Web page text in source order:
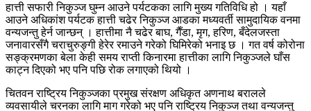
हात्ती सफारी निकुञ्ज घुम्न आउने पर्यटकका लागि मुख्य गतिविधि हो । यहाँ
आउने अधिकांश पर्यटक हात्ती चढेर निकुञ्ज आडका मध्यवर्ती सामुदायिक वनमा
वन्यजन्तु हेर्न जान्छन् । हात्तीमा नै चढेर बाघ, गैँडा, मृग, हरिण, बँदेलजस्ता
जनावारसँगै चराचुरुङ्गी हेरेर रमाउने गरेको घिमिरेको भनाइ छ । गत वर्ष कोरोना
सङ्क्रमणका बेला केही समय राप्ती किनारमा हात्तीका लागि निकुञ्जले घाँस
काट्न दिएको भए पनि पछि रोक लगाएको थियो ।
चितवन राष्ट्रिय निकुञ्जका प्रमुख संरक्षण अधिकृत अणनाथ बरालले
व्यवसायीले चरनका लागि माग गरेको भए पनि राष्ट्रिय निकुञ्ज तथा वन्यजन्तु